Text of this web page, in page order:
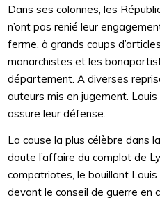
Dans ses colonnes, les
n’ont pas renié leur
ferme, à grands coups
monarchistes et les
département. A diverses
auteurs mis en jugement.
assure leur défense.
La cause la plus célèbre dans
doute l’affaire du complot de
compatriotes, le bouillant
devant le conseil de guerre en